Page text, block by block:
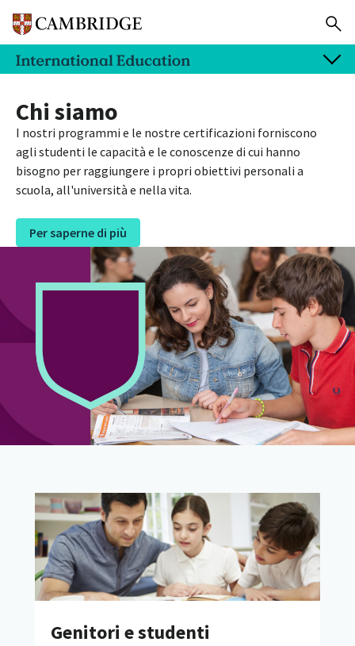
Chi siamo
I nostri programmi e le nostre certificazioni forniscono
agli studenti le capacità e le conoscenze di cui hanno
bisogno per raggiungere i propri obiettivi personali a
scuola, all'università e nella vita.
Per saperne di più
Genitori e studenti